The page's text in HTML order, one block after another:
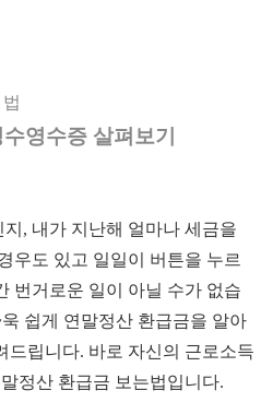
영수증 살펴보기
, 내가 지난해 얼마나 세금을
우도 있고 일일이 버튼을 누르
번거로운 일이 아닐 수가 없습
쉽게 연말정산 환급금을 알아
드립니다. 바로 자신의 근로소득
정산 환급금 보는법입니다.